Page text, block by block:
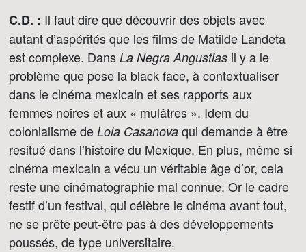
C.D. : Il faut dire que découvrir des objets avec
autant d’aspérités que les films de Matilde Landeta
est complexe. Dans La Negra Angustias il y a le
problème que pose la black face, à contextualiser
dans le cinéma mexicain et ses rapports aux
femmes noires et aux « mulâtres ». Idem du
colonialisme de Lola Casanova qui demande à être
resitué dans l’histoire du Mexique. En plus, même si
cinéma mexicain a vécu un véritable âge d’or, cela
reste une cinématographie mal connue. Or le cadre
festif d’un festival, qui célèbre le cinéma avant tout,
ne se prête peut-être pas à des développements
poussés, de type universitaire.